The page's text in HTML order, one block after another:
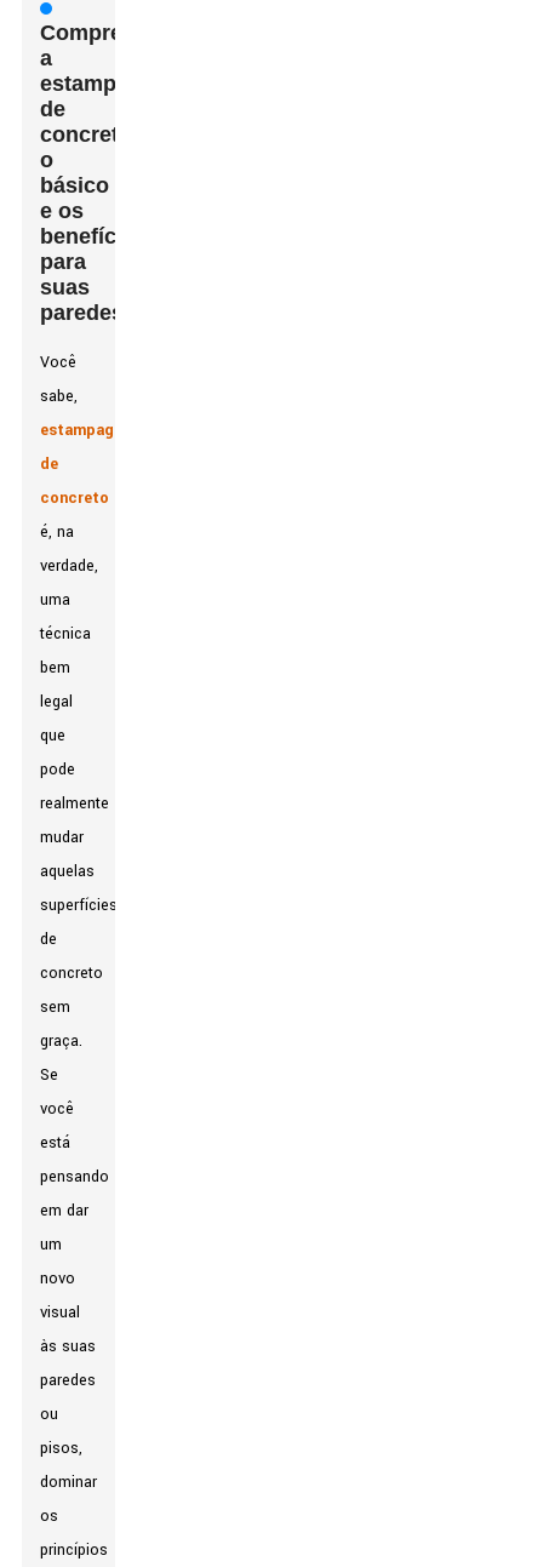
Compreendendo
a
estampagem
de
concreto:
o
básico
e os
benefícios
para
suas
paredes
Você
sabe,
estampagem
de
concreto
é, na
verdade,
uma
técnica
bem
legal
que
pode
realmente
mudar
aquelas
superfícies
de
concreto
sem
graça.
Se
você
está
pensando
em dar
um
novo
visual
às suas
paredes
ou
pisos,
dominar
os
princípios